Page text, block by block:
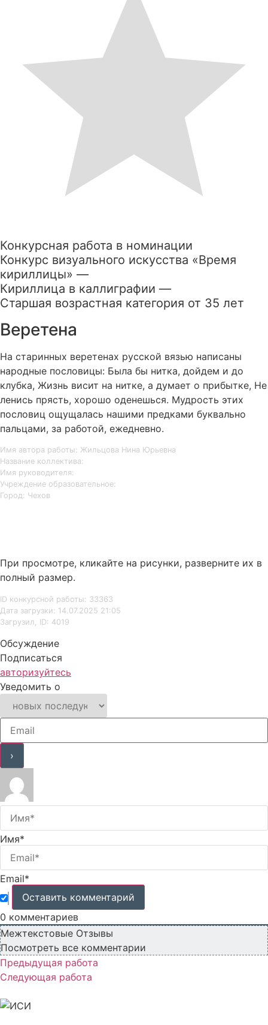
Конкурсная работа в номинации
Конкурс визуального искусства «Время
кириллицы» —
Кириллица в каллиграфии —
Старшая возрастная категория от 35 лет
Веретена
На старинных веретенах русской вязью написаны
народные пословицы: Была бы нитка, дойдем и до
клубка, Жизнь висит на нитке, а думает о прибытке, Не
ленись прясть, хорошо оденешься. Мудрость этих
пословиц ощущалась нашими предками буквально
пальцами, за работой, ежедневно.
Имя автора работы: Жильцова Нина Юрьевна
Название коллектива:
Имя руководителя:
Учреждение образовательное:
Город: Чехов
При просмотре, кликайте на рисунки, разверните их в
полный размер.
ID конкурсной работы: 33363
Дата загрузки: 14.07.2025 21:05
Загрузил, ID: 4019
Обсуждение
Подписаться
авторизуйтесь
Уведомить о
Имя*
Email*
0 комментариев
Межтекстовые Отзывы
Посмотреть все комментарии
Предыдущая работа
Следующая работа